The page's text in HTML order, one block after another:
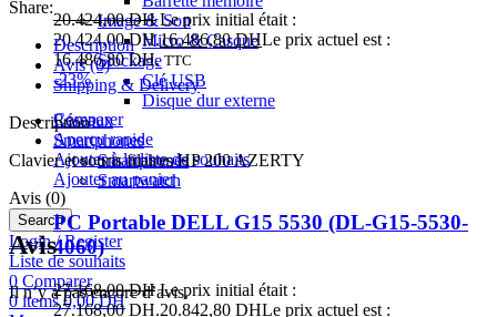
Image & Son
Micro & Casque
Stockage
Clé USB
Disque dur externe
Réseaux
Smartphones
Smartphones
Smartwatch
Search
Login / Register
Liste de souhaits
0 Comparer
0items 0,00DH
20.424,00DH Le prix initial était :
20.424,00 DH.16.486,80DHLe prix actuel est :
16.486,80 DH. TTC
-23%
Comparer
Aperçu rapide
Ajouter à la liste de souhaits
Ajouter au panier
PC Portable DELL G15 5530 (DL-G15-5530-
4060)
27.168,00DH Le prix initial était :
27.168,00 DH.20.842,80 DHLe prix actuel est :
Share:
Description
Avis (0)
Shipping & Delivery
Description
Clavier et souris filaires HP 200 AZERTY
Avis (0)
Avis
Il n’y a pas encore d’avis.